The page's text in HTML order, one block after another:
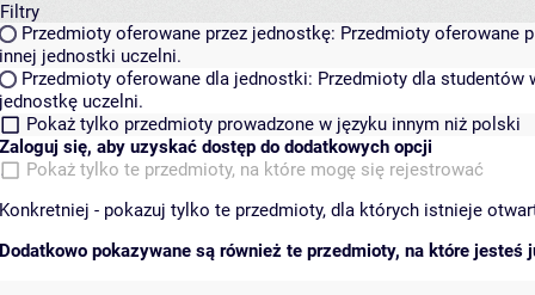
Filtry
Przedmioty oferowane przez jednostkę: Przedmioty oferowane
innej jednostki uczelni.
Przedmioty oferowane dla jednostki: Przedmioty dla studentów
jednostkę uczelni.
Pokaż tylko przedmioty prowadzone w języku innym niż polski
Zaloguj się, aby uzyskać dostęp do dodatkowych opcji
Pokaż tylko te przedmioty, na które mogę się rejestrować
Konkretniej - pokazuj tylko te przedmioty, dla których istnieje
Dodatkowo pokazywane są również te przedmioty, na które jesteś